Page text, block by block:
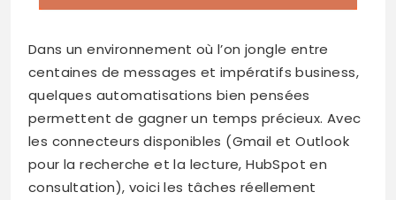
Dans un environnement où l’on jongle entre
centaines de messages et impératifs business,
quelques automatisations bien pensées
permettent de gagner un temps précieux. Avec
les connecteurs disponibles (Gmail et Outlook
pour la recherche et la lecture, HubSpot en
consultation), voici les tâches réellement